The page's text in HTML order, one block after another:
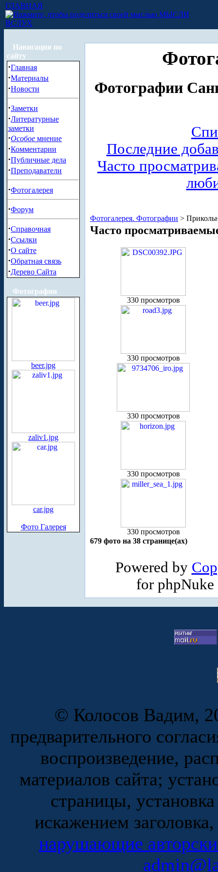
ГЛАВНАЯ
МЫСЛИ
ВСЛУХ
Навигация по
сайту
·Главная
·Материалы
·Новости
·Заметки
·Литературные
заметки
·Особое мнение
·Комментарии
·Публичные дела
·Преподаватели
·Фотогалерея
·Форум
·Справочная
·Ссылки
·О сайте
·Обратная связь
·Дерево Сайта
Фотографии
beer.jpg
zaliv1.jpg
car.jpg
Фото Галерея
Фотографии
Последние
Часто
Фотогалерея. Фотографии >
Часто
330 просмотров
330 просмотров
330 просмотров
330 просмотров
330 просмотров
679 фото на 38 странице(ах)
Powered by
for
© Колосов Вадим,
предварительного
воспроизведение,
материалов сайта;
страницы,
искажением
нарушающие